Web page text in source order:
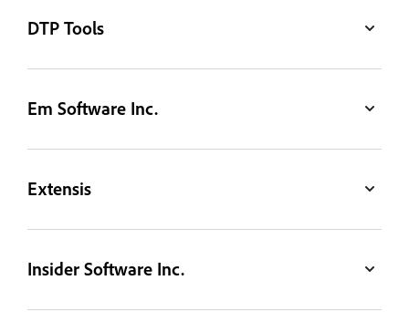
DTP Tools
Em Software Inc.
Extensis
Insider Software Inc.